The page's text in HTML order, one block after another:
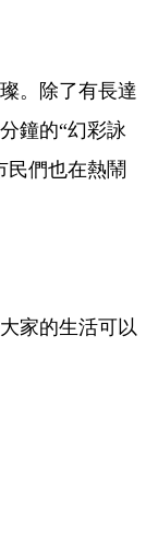
。除了有長達
鐘的“幻彩詠
民們也在熱鬧
家的生活可以